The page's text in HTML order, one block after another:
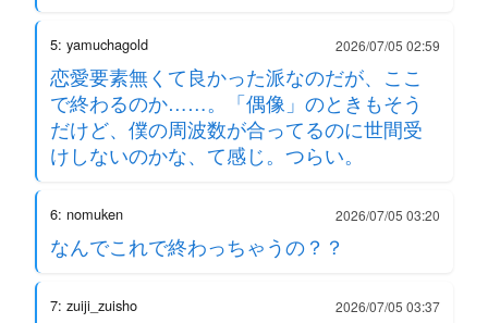
5: yamuchagold 2026/07/05 02:59
恋愛要素無くて良かった派なのだが、ここ
で終わるのか……。「偶像」のときもそう
だけど、僕の周波数が合ってるのに世間受
けしないのかな、て感じ。つらい。
6: nomuken 2026/07/05 03:20
なんでこれで終わっちゃうの？？
7: zuiji_zuisho 2026/07/05 03:37